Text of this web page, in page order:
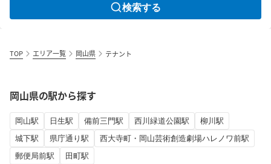
検索する
TOP エリア一覧 岡山県 テナント
岡山県の駅から探す
岡山駅 日生駅 備前三門駅 西川緑道公園駅
柳川駅
城下駅
県庁通り駅
西大寺町・岡山芸術創造劇場ハレノワ前駅
郵便局前駅
田町駅